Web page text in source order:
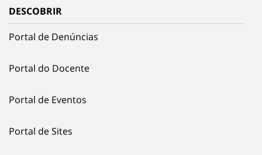
DESCOBRIR
Portal de Denúncias
Portal do Docente
Portal de Eventos
Portal de Sites